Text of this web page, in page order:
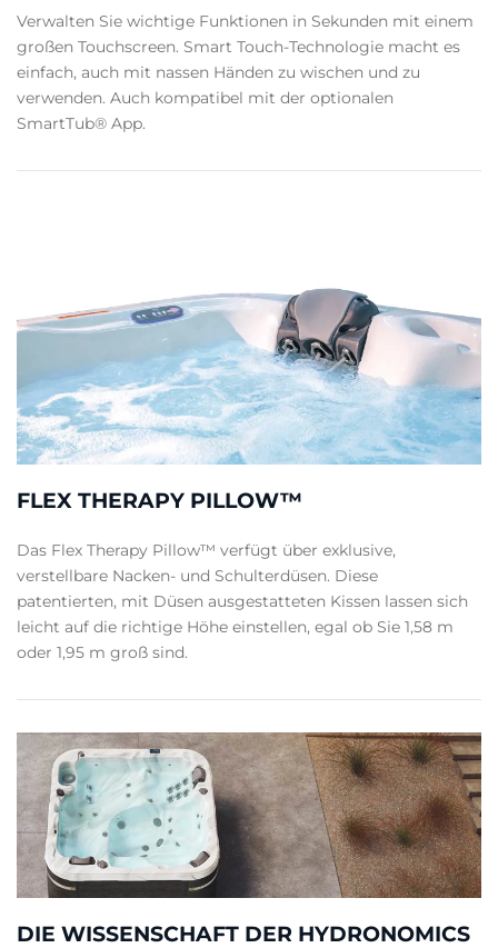
Verwalten Sie wichtige Funktionen in Sekunden mit einem
großen Touchscreen. Smart Touch-Technologie macht es
einfach, auch mit nassen Händen zu wischen und zu
verwenden. Auch kompatibel mit der optionalen
SmartTub® App.
FLEX THERAPY PILLOW™
Das Flex Therapy Pillow™ verfügt über exklusive,
verstellbare Nacken- und Schulterdüsen. Diese
patentierten, mit Düsen ausgestatteten Kissen lassen sich
leicht auf die richtige Höhe einstellen, egal ob Sie 1,58 m
oder 1,95 m groß sind.
DIE WISSENSCHAFT DER HYDRONOMICS